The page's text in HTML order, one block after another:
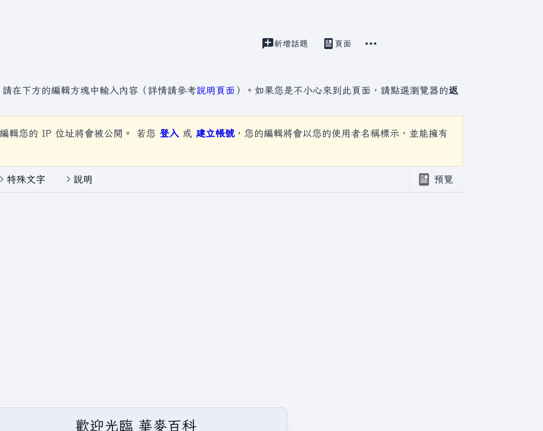
視圖建立原始碼
新增話題 associated-pages
頁面
討論
在下方的編輯方塊中輸入內容（詳情請參考說明頁面 ）。如果您是不小心來到此頁面，請點選瀏覽器的返
輯您的 IP 位址將會被公開。 若您 登入 或 建立帳號 ，您的編輯將會以您的使用者名稱標示，並能擁有
預覽
特殊文字 說明
歡迎光臨 華麥百科